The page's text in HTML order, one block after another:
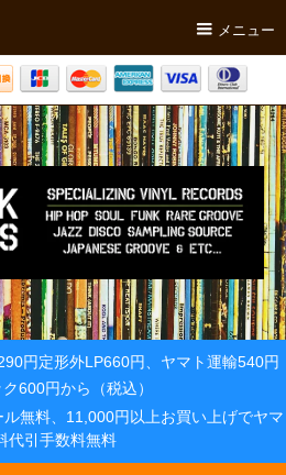
メニュー
円定形外LP660円、ヤマト運輸540円
600円から（税込）
無料、11,000円以上お買い上げでヤマ
代引手数料無料